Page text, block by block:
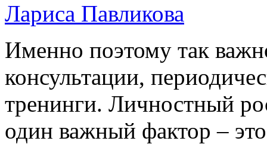
Лариса Павликова
Именно поэтому так
консультации,
тренинги. Личностный
один важный фактор –